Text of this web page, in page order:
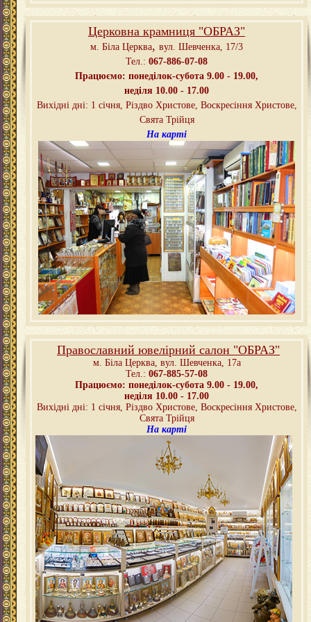
Церковна крамниця "ОБРАЗ"
м. Біла Церква, вул. Шевченка, 17/3
Тел.: 067-886-07-08
Працюємо: понеділок-субота 9.00 - 19.00,
неділя 10.00 - 17.00
Вихідні дні: 1 січня, Різдво Христове, Воскресіння Христове,
Свята Трійця
На карті
Православний ювелірний салон "ОБРАЗ"
м. Біла Церква, вул. Шевченка, 17а
Тел.: 067-885-57-08
Працюємо: понеділок-субота 9.00 - 19.00,
неділя 10.00 - 17.00
Вихідні дні: 1 січня, Різдво Христове, Воскресіння Христове,
Свята Трійця
На карті